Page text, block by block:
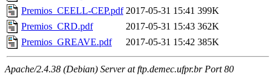
Premios_CEELL-CEP.pdf 2017-05-31 15:41 399K
Premios_CRD.pdf
2017-05-31 15:43 362K
Premios_GREAVE.pdf
2017-05-31 15:42 385K
Apache/2.4.38 (Debian) Server at ftp.demec.ufpr.br Port 80